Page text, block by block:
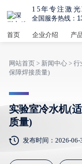
15年专注激
全国服务热线：
首页 企业介绍 产
网站首页> 新闻中心> 行
保障焊接质量)
实验室冷水机(
质量)
发布时间：2026-06-